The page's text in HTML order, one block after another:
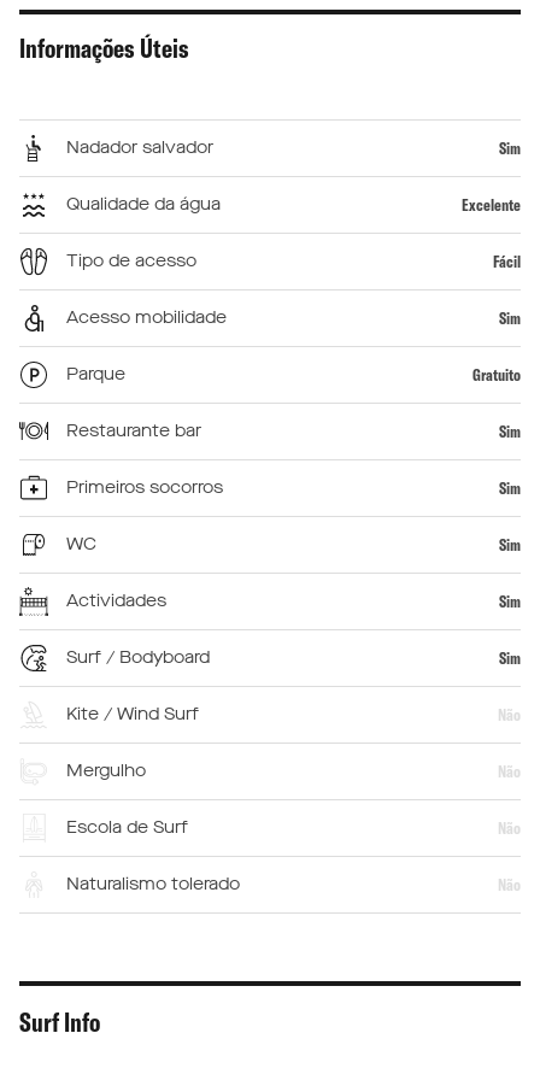
Informações Úteis
Nadador salvador Sim
Qualidade da água Excelente
Tipo de acesso Fácil
Acesso mobilidade Sim
Parque Gratuito
Restaurante bar Sim
Primeiros socorros Sim
WC Sim
Actividades Sim
Surf / Bodyboard Sim
Kite / Wind Surf Não
Mergulho Não
Escola de Surf Não
Naturalismo tolerado Não
Surf Info